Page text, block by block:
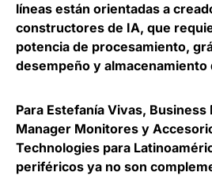
líneas están orientadas a
constructores de IA, que
potencia de procesamiento,
desempeño y
Para Estefanía Vivas,
Manager Monitores y
Technologies para
periféricos ya no son